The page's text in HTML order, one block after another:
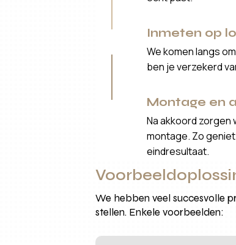
Inmeten op
We komen langs
ben je verzekerd
Montage en
Na akkoord zorgen
montage. Zo
eindresultaat.
We hebben veel succesvolle
stellen. Enkele voorbeelden: